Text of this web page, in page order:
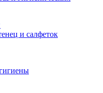
и салфеток